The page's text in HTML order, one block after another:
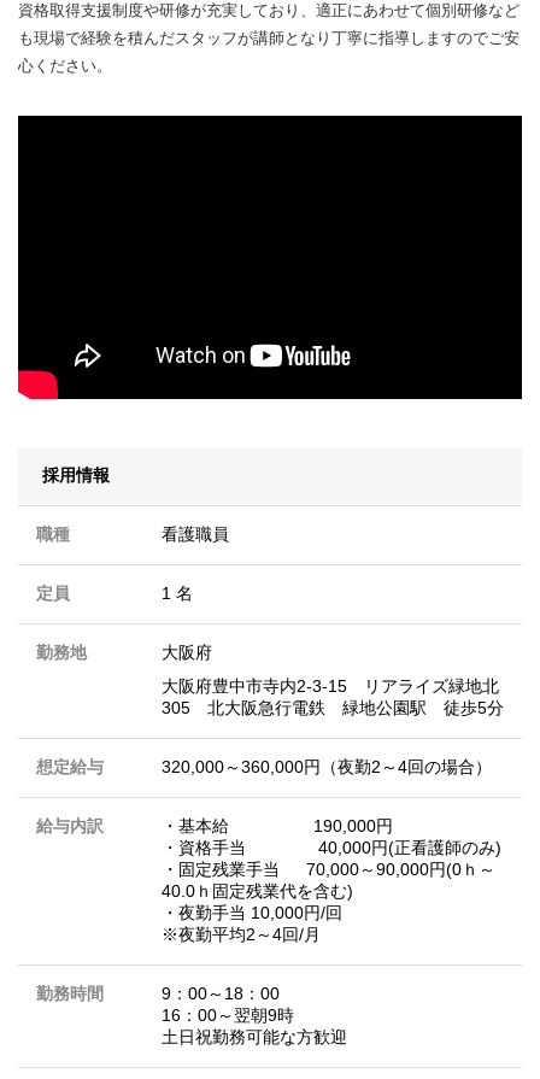
資格取得支援制度や研修が充実しており、適正にあわせて個別研修など
も現場で経験を積んだスタッフが講師となり丁寧に指導しますのでご安
心ください。
採用情報
職種 看護職員
定員 1 名
勤務地
大阪府
大阪府豊中市寺内2-3-15 リアライズ緑地北
305 北大阪急行電鉄 緑地公園駅 徒歩5分
想定給与 320,000～360,000円（夜勤2～4回の場合）
給与内訳
・基本給 190,000円
・資格手当 40,000円(正看護師のみ)
・固定残業手当 70,000～90,000円(0ｈ～
40.0ｈ固定残業代を含む)
・夜勤手当 10,000円/回
※夜勤平均2～4回/月
勤務時間
9：00～18：00
16：00～翌朝9時
土日祝勤務可能な方歓迎